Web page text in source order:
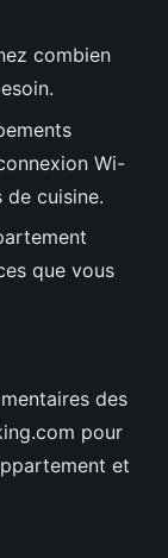
combien
Wi-
de cuisine.
que vous
des
pour
et